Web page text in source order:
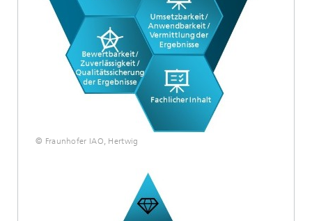
© Fraunhofer IAO, Hertwig